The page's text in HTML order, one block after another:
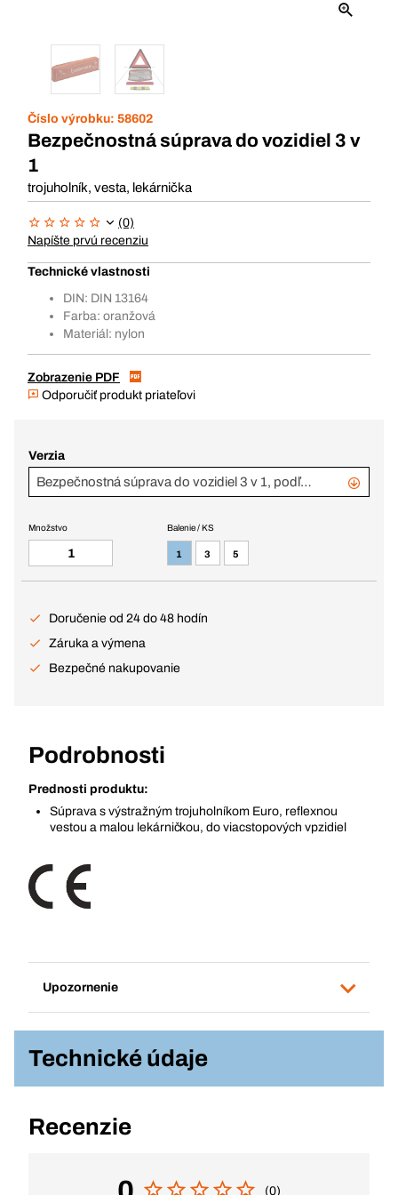
Číslo výrobku: 58602
Bezpečnostná súprava do vozidiel 3 v
1
trojuholník, vesta, lekárnička
(0)
Napíšte prvú recenziu
Technické vlastnosti
DIN: DIN 13164
Farba: oranžová
Materiál: nylon
Zobrazenie PDF
Odporučiť produkt priateľovi
Verzia
Bezpečnostná súprava do vozidiel 3 v 1, podľa DIN 13164
Balenie / KS
1 3 5
Množstvo
Doručenie od 24 do 48 hodín
Záruka a výmena
Bezpečné nakupovanie
Podrobnosti
Prednosti produktu:
Súprava s výstražným trojuholníkom Euro, reflexnou
vestou a malou lekárničkou, do viacstopových vpzidiel
Upozornenie
Technické údaje
Recenzie
(0)